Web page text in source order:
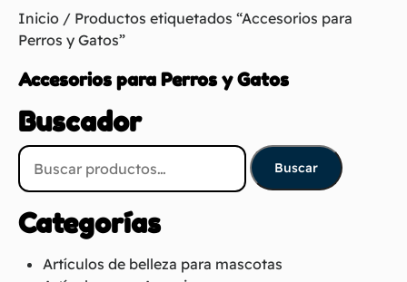
Inicio / Productos etiquetados “Accesorios para
Perros y Gatos”
Accesorios para Perros y Gatos
Buscador
Buscar
Categorías
Artículos de belleza para mascotas